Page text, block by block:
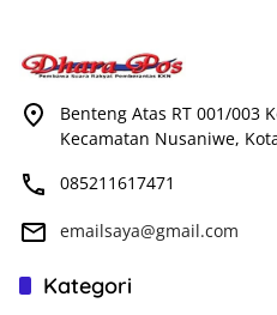
Benteng Atas RT 001/003
Kecamatan Nusaniwe,
085211617471
emailsaya@gmail.com
Kategori